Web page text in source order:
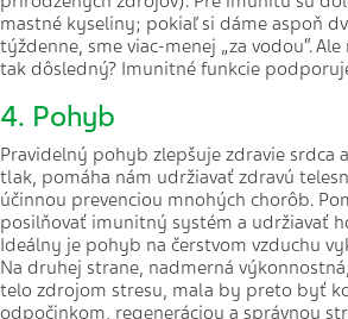
mastné kyseliny; pokiaľ si dáme aspoň
týždenne, sme viac-menej „za vodou“.
tak dôsledný? Imunitné funkcie
4. Pohyb
Pravidelný pohyb zlepšuje zdravie srdca
tlak, pomáha nám udržiavať zdravú
účinnou prevenciou mnohých chorôb.
posilňovať imunitný systém a udržiavať
Ideálny je pohyb na čerstvom vzduchu
Na druhej strane, nadmerná
telo zdrojom stresu, mala by preto byť
odpočinkom, regeneráciou a správnou